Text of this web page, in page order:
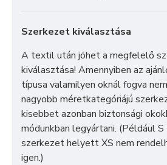
Szerkezet kiválasztása
A textil után jöhet a megfelelő
kiválasztása! Amennyiben az
típusa valamilyen oknál fogva
nagyobb méretkategóriájú
kisebbet azonban biztonsági
módunkban legyártani. (Például
szerkezet helyett XS nem
igen.)